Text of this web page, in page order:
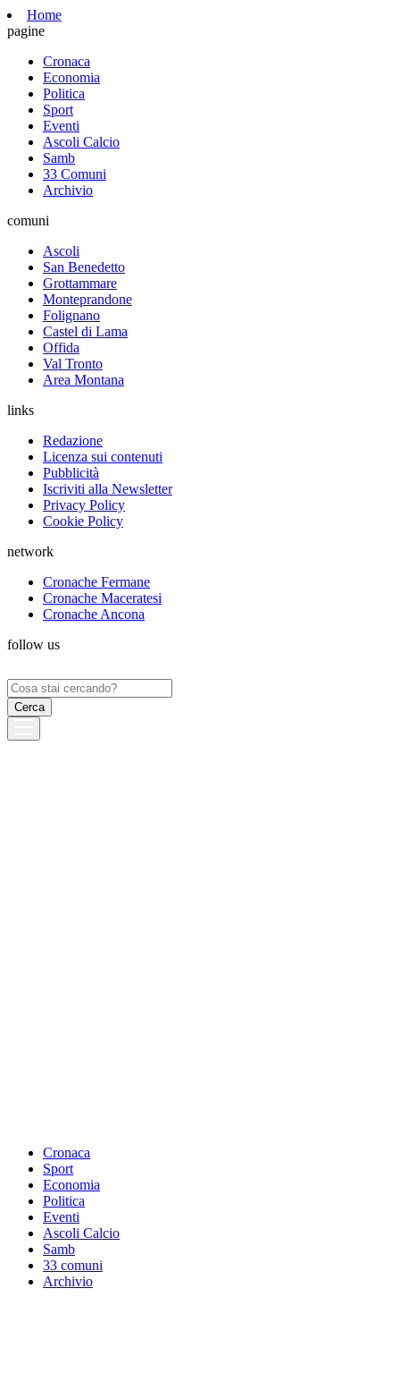
Home
pagine
Cronaca
Economia
Politica
Sport
Eventi
Ascoli Calcio
Samb
33 Comuni
Archivio
comuni
Ascoli
San Benedetto
Grottammare
Monteprandone
Folignano
Castel di Lama
Offida
Val Tronto
Area Montana
links
Redazione
Licenza sui contenuti
Pubblicità
Iscriviti alla Newsletter
Privacy Policy
Cookie Policy
network
Cronache Fermane
Cronache Maceratesi
Cronache Ancona
follow us
Ricerca
per:
Cronaca
Sport
Economia
Politica
Eventi
Ascoli Calcio
Samb
33 comuni
Archivio